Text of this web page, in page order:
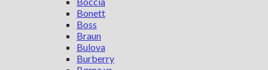
Bonett
Boss
Braun
Bulova
Burberry